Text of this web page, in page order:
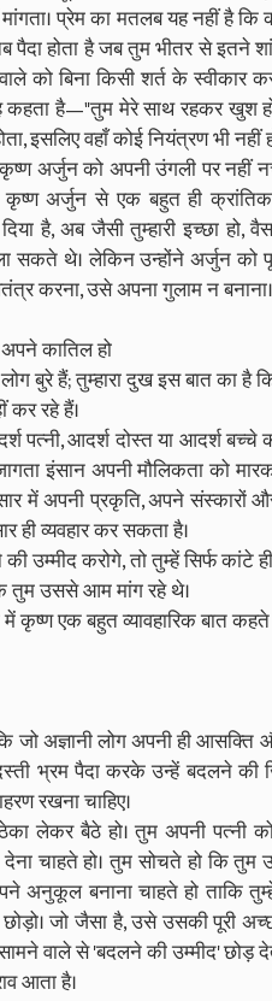
प्रेम का मतलब यह नहीं है कि
होता है जब तुम भीतर से इतने
बिना किसी शर्त के स्वीकार
कहता है—"तुम मेरे साथ रहकर खुश
इसलिए वहाँ कोई नियंत्रण भी नहीं
अर्जुन को अपनी उंगली पर नहीं
अर्जुन से एक बहुत ही
है, अब जैसी तुम्हारी इच्छा हो,
थे। लेकिन उन्होंने अर्जुन को
करना, उसे अपना गुलाम न बनाना।
कातिल हो
बुरे हैं; तुम्हारा दुख इस बात का है
कर रहे हैं।
पत्नी, आदर्श दोस्त या आदर्श बच्चे
इंसान अपनी मौलिकता को
में अपनी प्रकृति, अपने
ही व्यवहार कर सकता है।
करोगे, तो तुम्हें सिर्फ कांटे
तुम उससे आम मांग रहे थे।
कृष्ण एक बहुत व्यावहारिक बात
अज्ञानी लोग अपनी ही आसक्ति
भ्रम पैदा करके उन्हें बदलने की
रखना चाहिए।
लेकर बैठे हो। तुम अपनी पत्नी
देना चाहते हो। तुम सोचते हो कि
बनाना चाहते हो ताकि
जो जैसा है, उसे उसकी पूरी
वाले से 'बदलने की उम्मीद' छोड़ देते
आता है।